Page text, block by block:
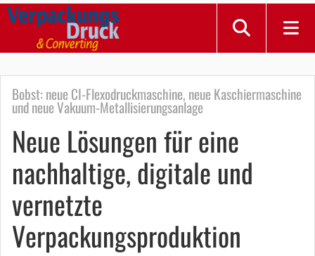
Bobst: neue CI-Flexodruckmaschine, neue Kaschiermaschine
und neue Vakuum-Metallisierungsanlage
Neue Lösungen für eine
nachhaltige, digitale und
vernetzte
Verpackungsproduktion